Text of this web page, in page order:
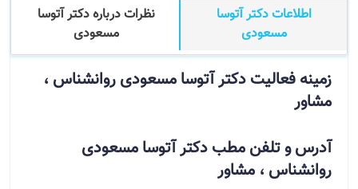
اطلاعات دکتر آتوسا
مسعودی
نظرات درباره دکتر آتوسا
مسعودی
زمینه فعالیت دکتر آتوسا مسعودی روانشناس ،
مشاور
آدرس و تلفن مطب دکتر آتوسا مسعودی
روانشناس ، مشاور